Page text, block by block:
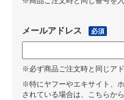
メールアドレス 必須
※必ず商品ご注文時と同じア
※特にヤフーやエキサイト、
されている場合は、こちらか